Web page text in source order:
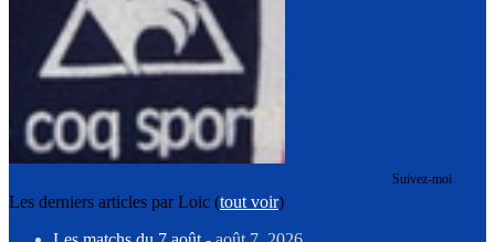
Suivez-moi
Les derniers articles par Loic (tout voir)